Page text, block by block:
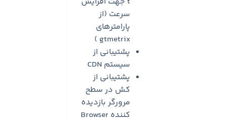
سرعت (‌از
پارامترهای
gtmetrix )
پشتیبانی از
سیستم CDN
پشتیبانی از
کش در سطح
مرورگر بازدیده
کننده Browser